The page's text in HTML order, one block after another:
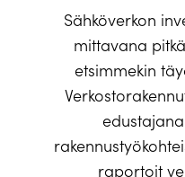
Sähköverkon
mittavana
etsimmekin
raportoit